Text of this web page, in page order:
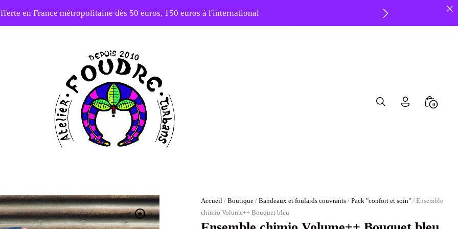
en France métropolitaine dès 50 euros, 150 euros à l'international
Search
0
Accueil /Boutique /Bandeaux et foulards couvrants /Pack "confort et soin" / Ensemble
chimio Volume++ Bouquet bleu